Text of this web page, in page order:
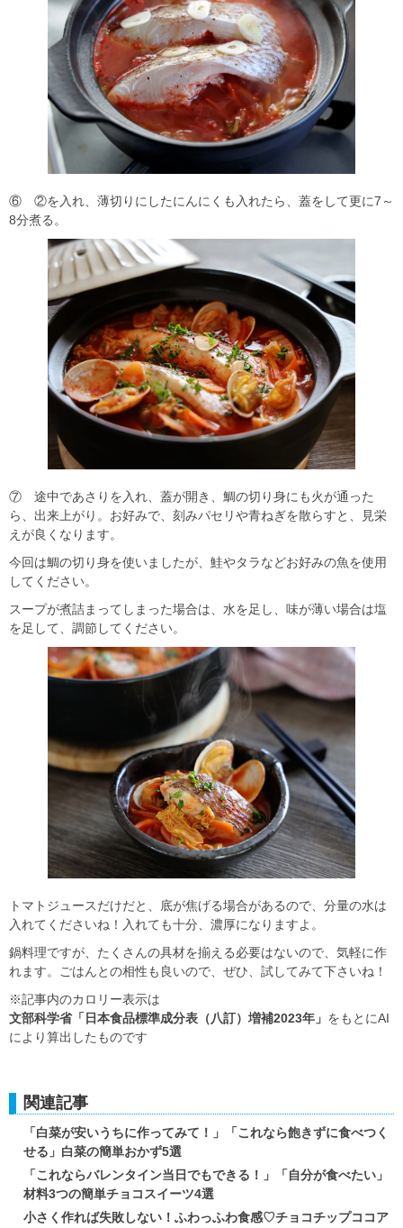
⑥ ②を入れ、薄切りにしたにんにくも入れたら、蓋をして更に7～
8分煮る。
⑦ 途中であさりを入れ、蓋が開き、鯛の切り身にも火が通った
ら、出来上がり。お好みで、刻みパセリや青ねぎを散らすと、見栄
えが良くなります。
今回は鯛の切り身を使いましたが、鮭やタラなどお好みの魚を使用
してください。
スープが煮詰まってしまった場合は、水を足し、味が薄い場合は塩
を足して、調節してください。
トマトジュースだけだと、底が焦げる場合があるので、分量の水は
入れてくださいね！入れても十分、濃厚になりますよ。
鍋料理ですが、たくさんの具材を揃える必要はないので、気軽に作
れます。ごはんとの相性も良いので、ぜひ、試してみて下さいね！
※記事内のカロリー表示は
文部科学省「日本食品標準成分表（八訂）増補2023年」 をもとにAI
により算出したものです
関連記事
「白菜が安いうちに作ってみて！」「これなら飽きずに食べつく
せる」白菜の簡単おかず5選
「これならバレンタイン当日でもできる！」「自分が食べたい」
材料3つの簡単チョコスイーツ4選
小さく作れば失敗しない！ふわっふわ食感♡チョコチップココア